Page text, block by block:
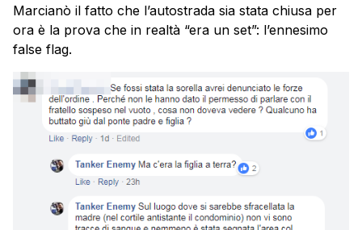
Marcianò il fatto che l’autostrada sia stata chiusa per
ora è la prova che in realtà “era un set”: l’ennesimo
false flag.